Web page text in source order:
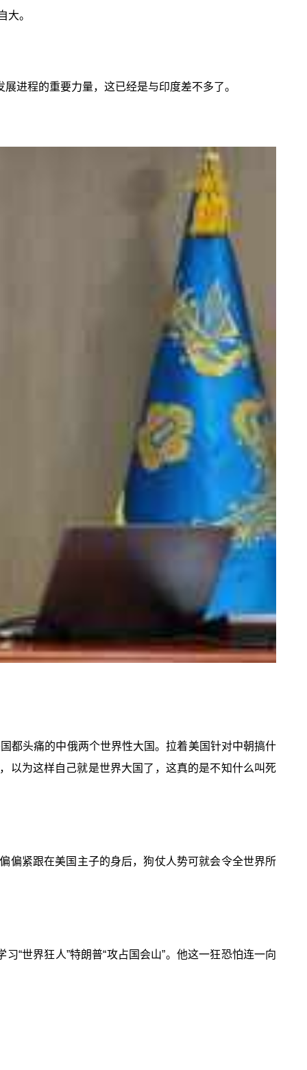
大。
进程的重要力量，这已经是与印度差不多了。
都头痛的中俄两个世界性大国。拉着美国针对中朝搞什
以为这样自己就是世界大国了，这真的是不知什么叫死
偏紧跟在美国主子的身后，狗仗人势可就会令全世界所
“世界狂人”特朗普“攻占国会山”。他这一狂恐怕连一向